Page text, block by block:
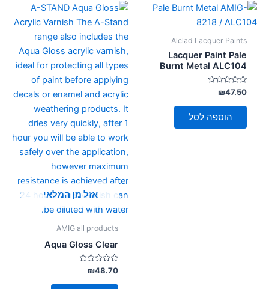
Alclad Lacquer Paints
Lacquer Paint Pale
Burnt Metal ALC104
דורג
0
מתוך
₪47.50
הוספה לסל
אזל מן המלאי
AMIG all products
Aqua Gloss Clear
דורג
0
מתוך
₪48.70